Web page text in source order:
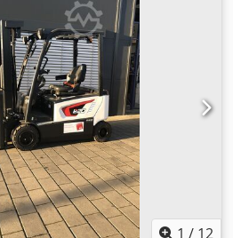
, вкупна тежина:400 кг ,
1 / 12